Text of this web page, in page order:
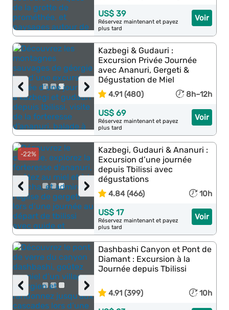
Voir
US$ 39
Réservez maintenant et payez
plus tard
›
‹
Kazbegi & Gudauri :
Excursion Privée Journée
avec Ananuri, Gergeti &
Dégustation de Miel
4.91 (480) 8h–12h
Voir
US$ 69
Réservez maintenant et payez
plus tard
-22%
›
‹
Kazbegi, Gudauri & Ananuri :
Excursion d’une journée
depuis Tbilissi avec
dégustations
4.84 (466) 10h
Voir
US$ 17
Réservez maintenant et payez
plus tard
›
‹
Dashbashi Canyon et Pont de
Diamant : Excursion à la
Journée depuis Tbilissi
4.91 (399) 10h